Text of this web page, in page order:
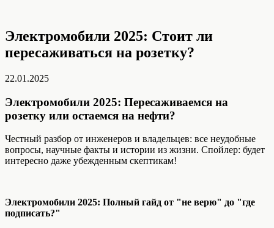
Электромобили 2025: Стоит ли
пересаживаться на розетку?
22.01.2025
Электромобили 2025: Пересаживаемся на
розетку или остаемся на нефти?
Честный разбор от инженеров и владельцев: все неудобные
вопросы, научные факты и истории из жизни. Спойлер: будет
интересно даже убежденным скептикам!
Электромобили 2025: Полный гайд от "не верю" до "где
подписать?"